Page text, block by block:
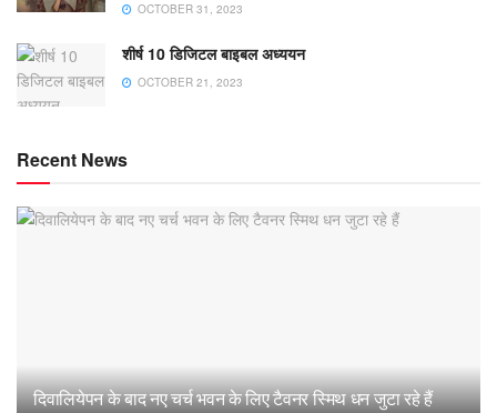
OCTOBER 31, 2023
शीर्ष 10 डिजिटल बाइबल अध्ययन
OCTOBER 21, 2023
Recent News
दिवालियेपन के बाद नए चर्च भवन के लिए टैवनर स्मिथ धन जुटा रहे हैं